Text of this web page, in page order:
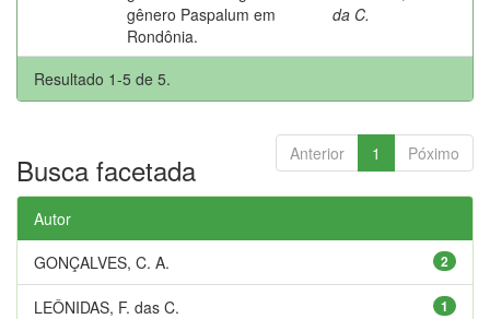
gênero Paspalum em
Rondônia.
da C.
Resultado 1-5 de 5.
Anterior 1 Póximo
Busca facetada
Autor
2
GONÇALVES, C. A.
1
LEÔNIDAS, F. das C.